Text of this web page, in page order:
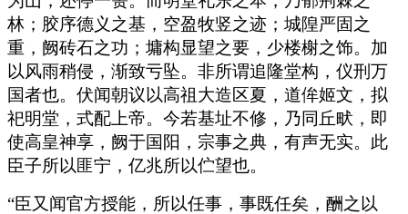
林；胶序德义之基，空盈牧竖之迹；城隍严固之
重，阙砖石之功；墉构显望之要，少楼榭之饰。加
以风雨稍侵，渐致亏坠。非所谓追隆堂构，仪刑万
国者也。伏闻朝议以高祖大造区夏，道侔姬文，拟
祀明堂，式配上帝。今若基址不修，乃同丘畎，即
使高皇神享，阙于国阳，宗事之典，有声无实。此
臣子所以匪宁，亿兆所以伫望也。
“臣又闻官方授能，所以任事，事既任矣，酬之以